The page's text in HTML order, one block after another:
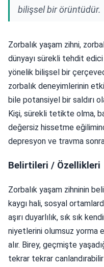
bilişsel bir örüntüdür.
Zorbalık yaşam zihni,
dünyayı sürekli tehdit
yönelik bilişsel bir
zorbalık deneyimlerinin
bile potansiyel bir saldırı
Kişi, sürekli tetikte olma,
değersiz hissetme
depresyon ve travma
Belirtileri / Özellikleri
Zorbalık yaşam zihninin
kaygı hali, sosyal
aşırı duyarlılık, sık sık
niyetlerini olumsuz yorma
alır. Birey, geçmişte
tekrar tekrar